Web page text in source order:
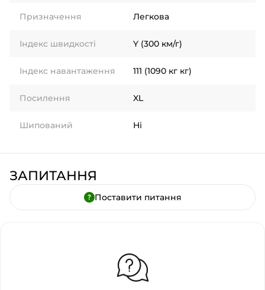
Призначення Легкова
Індекс швидкості Y (300 км/г)
Індекс навантаження 111 (1090 кг кг)
Посилення XL
Шипований Ні
ЗАПИТАННЯ
Поставити питання